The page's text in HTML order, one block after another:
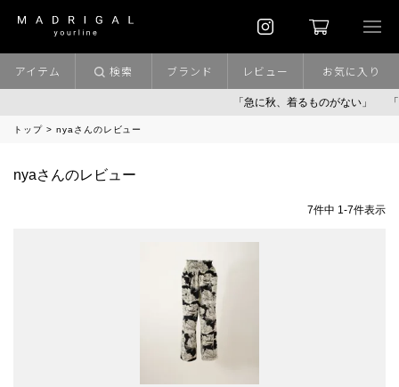
「急に秋、着るものがない」 「
アイテム 検索 ブランド レビュー お気に入り
トップ nyaさんのレビュー
nyaさんのレビュー
7件中 1-7件表示